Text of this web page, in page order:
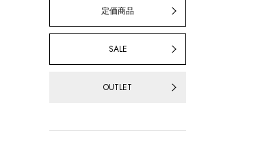
定価商品
SALE
OUTLET